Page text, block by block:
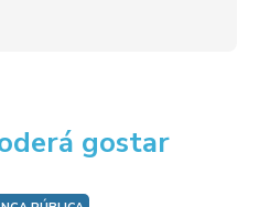
gostar